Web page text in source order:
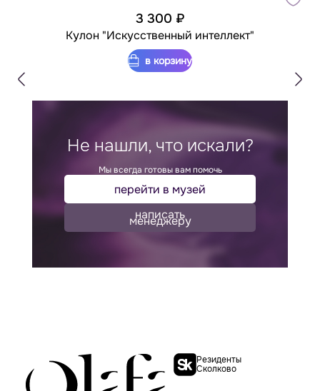
3 300 ₽
Кулон "Искусственный интеллект"
в корзину
Не нашли, что искали?
Мы всегда готовы вам помочь
перейти в музей
написать
менеджеру
Резиденты
Сколково